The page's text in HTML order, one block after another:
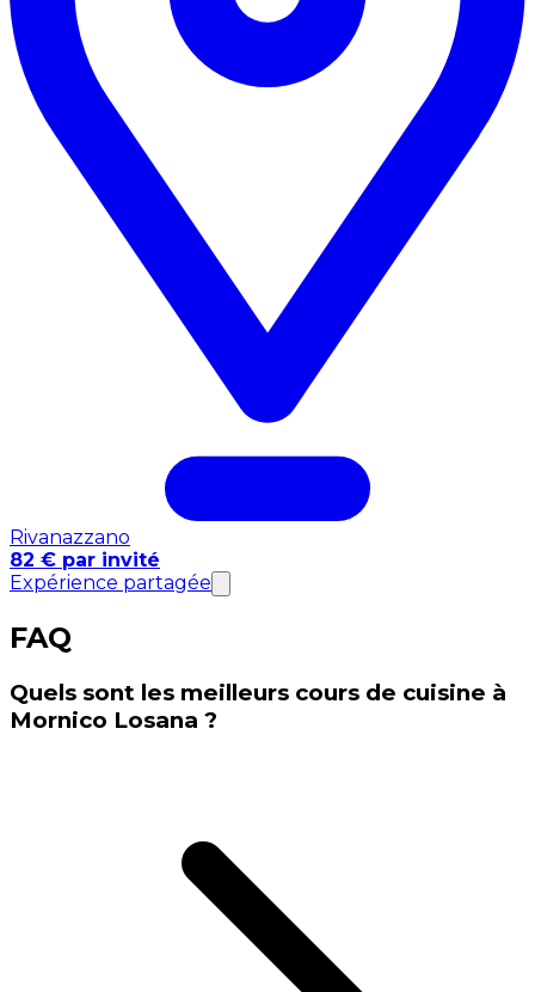
Rivanazzano
82 € par invité
Expérience partagée
FAQ
Quels sont les meilleurs cours de cuisine à
Mornico Losana ?